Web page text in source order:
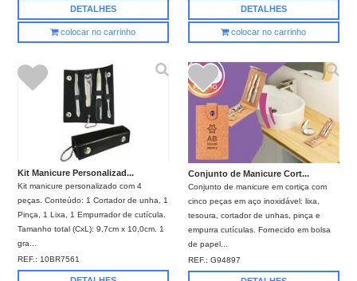
DETALHES
colocar no carrinho
DETALHES
colocar no carrinho
Kit Manicure Personalizad...
Kit manicure personalizado com 4
peças. Conteúdo: 1 Cortador de unha, 1
Pinça, 1 Lixa, 1 Empurrador de cutícula.
Tamanho total (CxL): 9,7cm x 10,0cm. 1
gra...
REF.: 10BR7561
Conjunto de Manicure Cort...
Conjunto de manicure em cortiça com
cinco peças em aço inoxidável: lixa,
tesoura, cortador de unhas, pinça e
empurra cutículas. Fornecido em bolsa
de papel...
REF.:G94897